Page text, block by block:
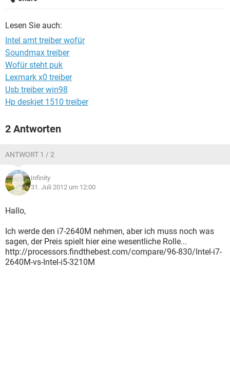
Lesen Sie auch:
Intel amt treiber wofür
Soundmax treiber
Wofür steht puk
Lexmark x0 treiber
Usb treiber win98
Hp deskjet 1510 treiber
2 Antworten
ANTWORT 1 / 2
Infinity
31. Juli 2012 um 12:00
Hallo,
Ich werde den i7-2640M nehmen, aber ich muss noch was
sagen, der Preis spielt hier eine wesentliche Rolle...
http://processors.findthebest.com/compare/96-830/Intel-i7-
2640M-vs-Intel-i5-3210M